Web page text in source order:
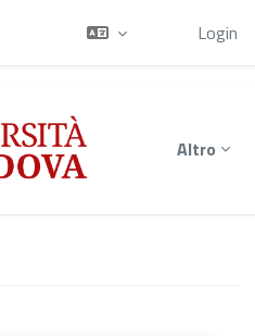
Login
Altro